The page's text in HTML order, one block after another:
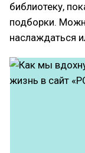
библиотеку,
подборки.
наслаждаться